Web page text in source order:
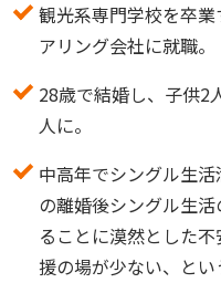
観光系専門学校を卒
アリング会社に就職。
28歳で結婚し、子供2
人に。
中高年でシングル生
の離婚後シングル生
ることに漠然とした
援の場が少ない、とい